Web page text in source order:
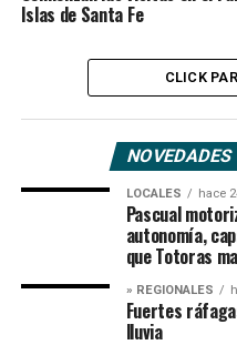
Islas de Santa Fe
CLICK
NOVEDADES
LOCALES hace
Pascual
autonomía,
que Totoras
» REGIONALES
Fuertes
lluvia